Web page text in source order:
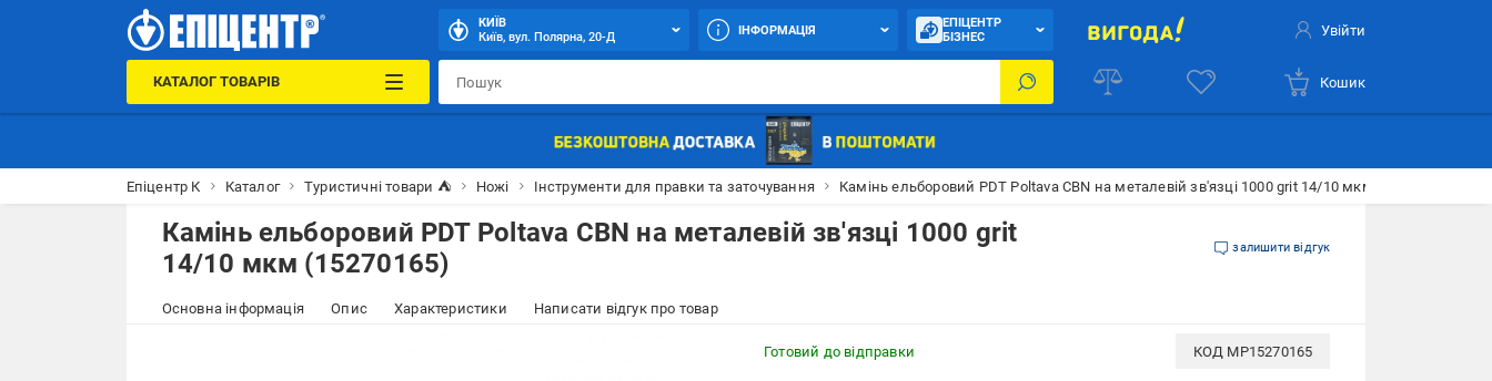
КИЇВ
Київ, вул. Полярна, 20-Д
ІНФОРМАЦІЯ
ЕПІЦЕНТР
БІЗНЕС
Увійти
КАТАЛОГ ТОВАРІВ Кошик
Епіцентр К Каталог Туристичні товари ⛺ Ножі Інструменти для правки та заточування Камінь ельборовий PDT Poltava CBN на металевій зв'язці 1000 grit 14/10 мкм (15270165)
Камінь ельборовий PDT Poltava CBN на металевій зв'язці 1000 grit
14/10 мкм (15270165)
залишити відгук
Основна інформація Опис Характеристики Написати відгук про товар
Готовий до відправки КОД MP15270165